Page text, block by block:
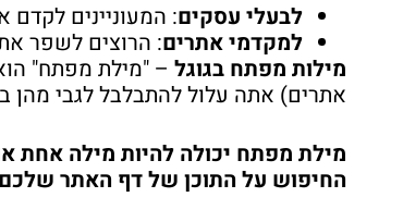
לבעלי עסקים: המעוניינים
למקדמי אתרים: הרוצים לשפר
מילות מפתח בגוגל
אתרים) אתה עלול להתבלבל לגבי מהן
מילת מפתח יכולה להיות מילה אחת
החיפוש על התוכן של דף האתר